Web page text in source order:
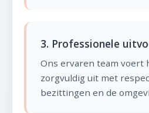
3. Professionele
Ons ervaren team voert
zorgvuldig uit met
bezittingen en de